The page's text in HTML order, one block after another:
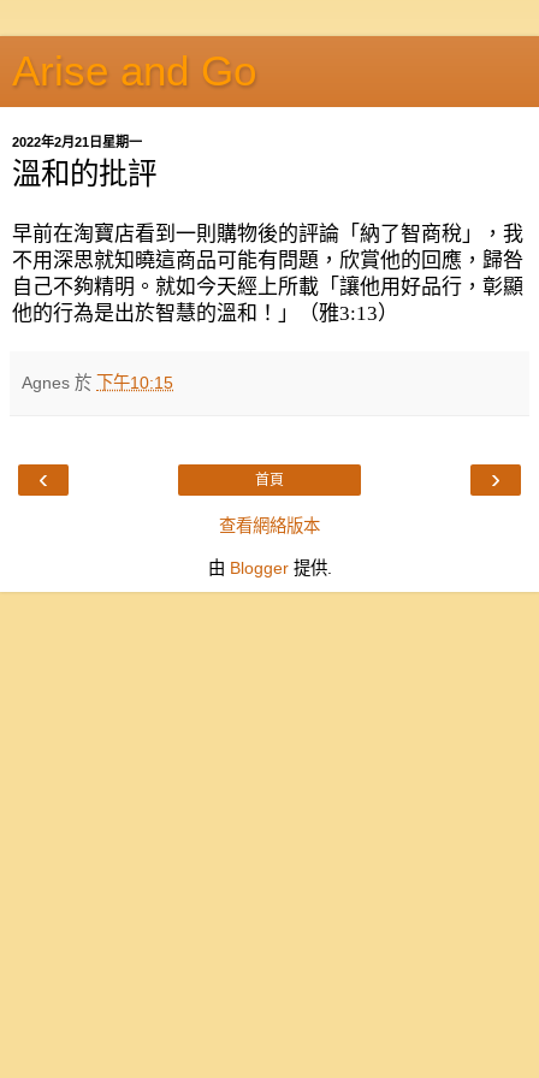
Arise and Go
2022年2月21日星期一
溫和的批評
早前在淘寶店看到一則購物後的評論「納了智商稅」，我
不用深思就知曉這商品可能有問題，欣賞他的回應，歸咎
自己不夠精明。就如今天經上所載「讓他用好品行，彰顯
他的行為是出於智慧的溫和！」（雅3:13）
Agnes 於 下午10:15
‹ ›
首頁
查看網絡版本
由 Blogger提供.